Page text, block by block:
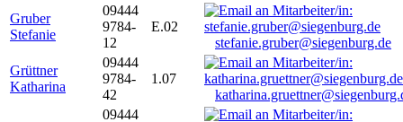
Gruber
Stefanie
09444
9784-
12
E.02
stefanie.gruber@siegenburg.de
Grüttner
Katharina
09444
9784-
42
1.07
09444